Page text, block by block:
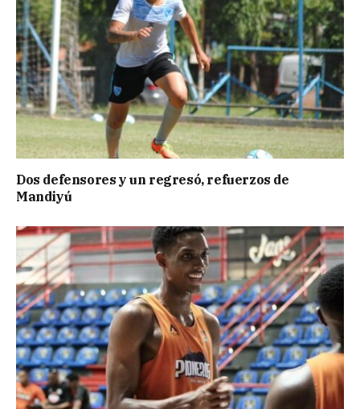
Dos defensores y un regresó, refuerzos de
Mandiyú